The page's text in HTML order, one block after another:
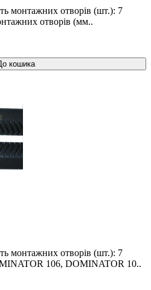
монтажних отворів (шт.): 7
отворів (мм..
кошика
монтажних отворів (шт.): 7
106, DOMINATOR 10..